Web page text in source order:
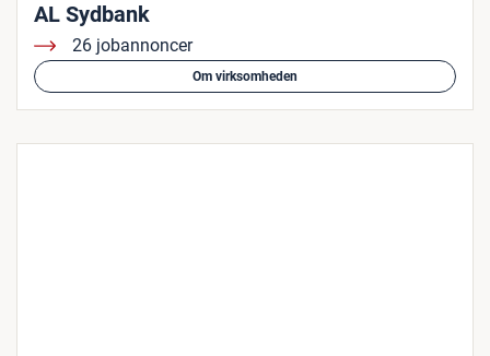
AL Sydbank
26 jobannoncer
Om virksomheden